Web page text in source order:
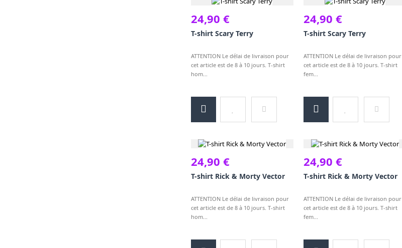
24,90 €
T-shirt Scary Terry
ATTENTION Le délai de livraison pour
cet article est de 8 à 10 jours. T-shirt
hom...
24,90 €
T-shirt Scary Terry
ATTENTION Le délai de livraison pour
cet article est de 8 à 10 jours. T-shirt
fem...
24,90 €
T-shirt Rick & Morty Vector
ATTENTION Le délai de livraison pour
cet article est de 8 à 10 jours. T-shirt
hom...
24,90 €
T-shirt Rick & Morty Vector
ATTENTION Le délai de livraison pour
cet article est de 8 à 10 jours. T-shirt
fem...